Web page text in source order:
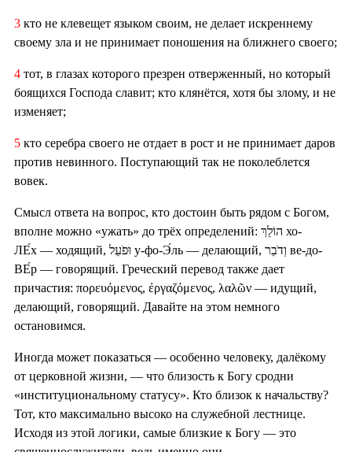
3 кто не клевещет языком своим, не делает искреннему
своему зла и не принимает поношения на ближнего своего;
4 тот, в глазах которого презрен отверженный, но который
боящихся Господа славит; кто клянётся, хотя бы злому, и не
изменяет;
5 кто серебра своего не отдает в рост и не принимает даров
против невинного. Поступающий так не поколеблется
вовек.
Смысл ответа на вопрос, кто достоин быть рядом с Богом,
вполне можно «ужать» до трёх определений: הוֹלֵךְ хо-
ЛЕ́х — ходящий, וּפֹעֵל у-фо-Э́ль — делающий, וְדֹבֵר ве-до-
ВЕ́р — говорящий. Греческий перевод также дает
причастия: πορευόμενος, ἐργαζόμενος, λαλῶν — идущий,
делающий, говорящий. Давайте на этом немного
остановимся.
Иногда может показаться — особенно человеку, далёкому
от церковной жизни, — что близость к Богу сродни
«институциональному статусу». Кто близок к начальству?
Тот, кто максимально высоко на служебной лестнице.
Исходя из этой логики, самые близкие к Богу — это